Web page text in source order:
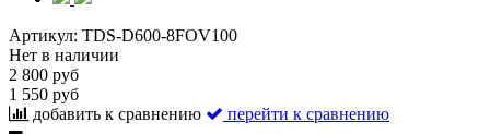
Артикул: TDS-D600-8FOV100
Нет в наличии
2 800 руб
1 550 руб
добавить к сравнению
перейти к сравнению